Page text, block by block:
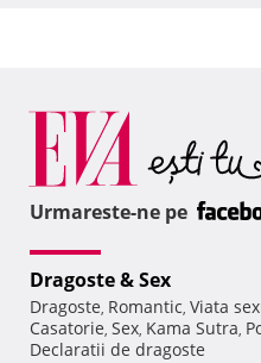
Urmareste-ne pe
Dragoste & Sex
Dragoste, Romantic, Viata
Casatorie, Sex, Kama Sutra,
Declaratii de dragoste